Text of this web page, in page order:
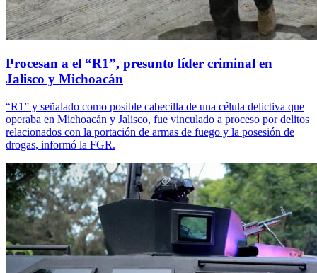
Procesan a el “R1”, presunto líder criminal en
Jalisco y Michoacán
“R1” y señalado como posible cabecilla de una célula delictiva que
operaba en Michoacán y Jalisco, fue vinculado a proceso por delitos
relacionados con la portación de armas de fuego y la posesión de
drogas, informó la FGR.